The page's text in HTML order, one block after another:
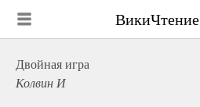
ВикиЧтение
Двойная игра
Колвин И